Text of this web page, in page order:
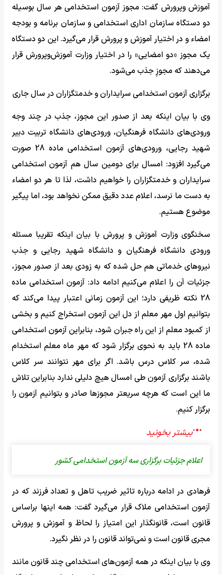
آموزش وپرورش گفت: مجوز آزمون استخدامی هر سال بوسیله
دو دستگاه سازمان اداری استخدامی و سازمان برنامه و بودجه
امضاء و در اختیار آموزش و پرورش قرار می‌گیرد. این دو دستگاه
یک مجوز «دو امضایی» را در اختیار وزارت آموزش‌وپرورش قرار
می‌دهند که مجوزِ جذب می‌شود.
برگزاری آزمون استخدامی سرایداران و خدمتگزاران در سال جاری
وی با بیان اینکه بعد از صدور این مجوز، جذب در چند وجه
ورودی‌های دانشگاه فرهنگیان، ورودی‌های دانشگاه تربیت دبیر
شهید رجایی، ورودی‌های آزمون استخدامی ماده 28 صورت
می‌گیرد افزود: امسال برای دومین سال هم آزمون استخدامی
سرایداران و خدمتگزاران را خواهیم داشت، لذا تا هر دو امضاء
به دست ما نرسد، اعلام عدد دقیق ممکن نخواهد بود، اما پیگیر
موضوع هستیم.
سخنگوی وزارت آموزش و پرورش با بیان اینکه تقریبا مسئله
ورودی دانشگاه فرهنگیان و دانشگاه شهید رجایی و جذب
نیرو‌های خدماتی هم حل شده که به زودی بعد از صدور مجوز،
جزئیات آن را اعلام می‌کنیم ادامه داد: آزمون استخدامی ماده
28 نکته ظریفی دارد؛ این آزمون زمانی اعتبار پیدا می‌کند که
بتوانیم اول مهر معلم از دل این آزمون استخراج کنیم و بخشی
از کمبود معلم از این راه جبران شود، بنابراین آزمون استخدامی
ماده 28 باید به نحوی برگزار شود که مهر ماه معلم استخدام
شده، سر کلاس درس باشد. اگر برای مهر نتوانند سر کلاس
باشند برگزاری آزمون طی امسال هیچ دلیلی ندارد بنابراین تلاش
ما این است که هرچه سریعتر مجوز‌ها صادر و بتوانیم آزمون را
برگزار کنیم.
اعلام جزئیات برگزاری سه آزمون استخدامی کشور
فرهادی در ادامه درباره تاثیر ضریب تاهل و تعداد فرزند که در
آزمون استخدامی ملاک قرار می‌گیرد گفت: همه اینها براساس
قانون است، قانونگذار این امتیاز را لحاظ و آموزش و پرورش
مجری قانون است و نمی‌تواند قانون را در نظر نگیرد.
وی با بیان اینکه در همه آزمون‌های استخدامی چند قانون مانند